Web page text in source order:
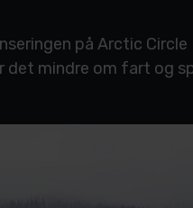
på Arctic Circle
det mindre om fart og